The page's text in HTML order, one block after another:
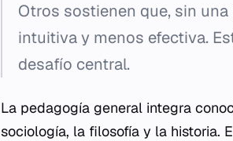
Otros sostienen que, sin
intuitiva y menos efectiva.
desafío central.
La pedagogía general integra
sociología, la filosofía y la historia.